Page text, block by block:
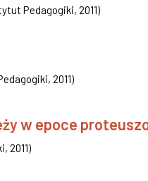
Pedagogiki, 2011)
, 2011)
w epoce
, 2011)